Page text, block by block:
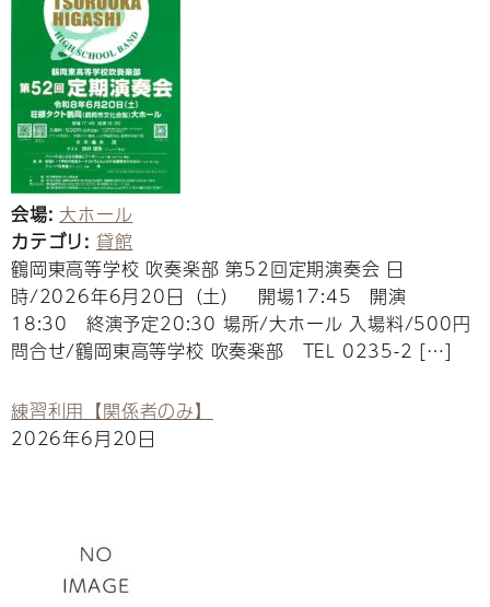
会場: 大ホール
カテゴリ: 貸館
鶴岡東高等学校 吹奏楽部 第52回定期演奏会 日
時/2026年6月20日（土） 開場17:45 開演
18:30 終演予定20:30 場所/大ホール 入場料/500円
問合せ/鶴岡東高等学校 吹奏楽部 TEL 0235-2 […]
練習利用【関係者のみ】
2026年6月20日